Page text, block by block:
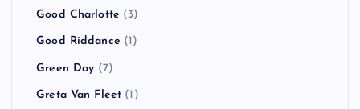
Good Charlotte (3)
Good Riddance (1)
Green Day (7)
Greta Van Fleet (1)